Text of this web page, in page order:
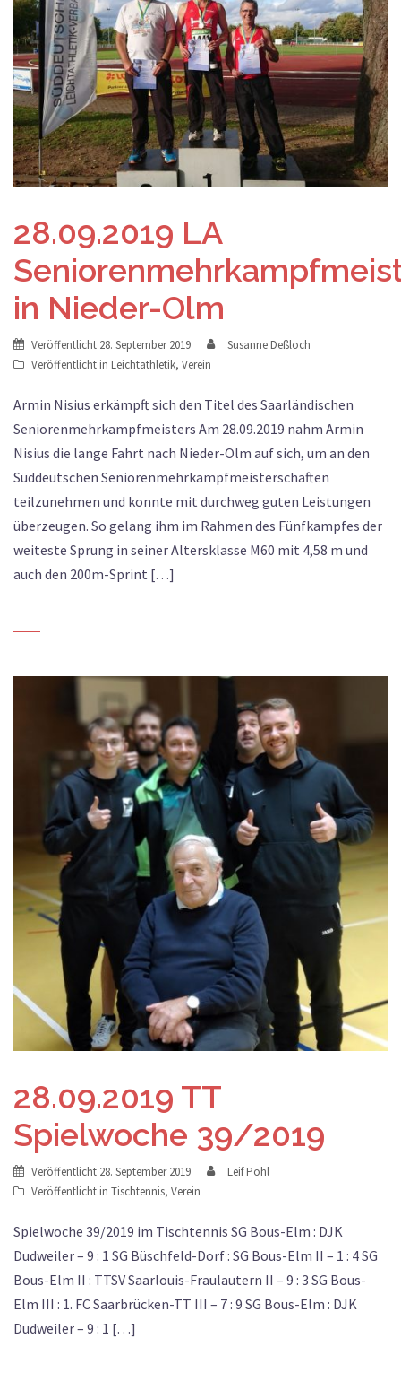
28.09.2019 LA
in Nieder-Olm
Veröffentlicht 28. September 2019
Susanne Deßloch
Veröffentlicht in Leichtathletik, Verein
Armin Nisius erkämpft sich den Titel des Saarländischen
Seniorenmehrkampfmeisters Am 28.09.2019 nahm Armin
Nisius die lange Fahrt nach Nieder-Olm auf sich, um an den
Süddeutschen Seniorenmehrkampfmeisterschaften
teilzunehmen und konnte mit durchweg guten Leistungen
überzeugen. So gelang ihm im Rahmen des Fünfkampfes der
weiteste Sprung in seiner Altersklasse M60 mit 4,58 m und
auch den 200m-Sprint […]
28.09.2019 TT
Spielwoche 39/2019
Veröffentlicht 28. September 2019
Leif Pohl
Veröffentlicht in Tischtennis, Verein
Spielwoche 39/2019 im Tischtennis SG Bous-Elm : DJK
Dudweiler – 9 : 1 SG Büschfeld-Dorf : SG Bous-Elm II – 1 : 4 SG
Bous-Elm II : TTSV Saarlouis-Fraulautern II – 9 : 3 SG Bous-
Elm III : 1. FC Saarbrücken-TT III – 7 : 9 SG Bous-Elm : DJK
Dudweiler – 9 : 1 […]